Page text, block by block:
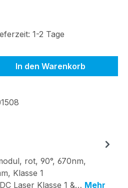
1-2 Tage
Gib den
In den Warenkorb
rot, 90°, 670nm,
Klasse 1
Laser Klasse 1 &… Mehr